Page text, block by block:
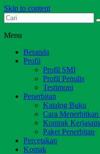
Skip to content
Dari Jambi untuk Indonesia
Menu
Beranda
Profil
Profil SMI
Profil Penulis
Testimoni
Penerbitan
Katalog Buku
Cara
Kontrak
Paket Penerbitan
Percetakan
Kontak